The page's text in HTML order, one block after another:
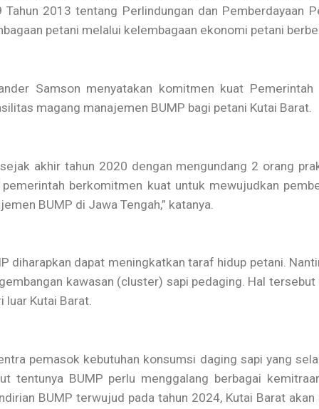
2013 tentang Perlindungan dan Pemberdayaan
petani melalui kelembagaan ekonomi petani
Samson menyatakan komitmen kuat
magang manajemen BUMP bagi petani Kutai Barat.
akhir tahun 2020 dengan mengundang 2 orang
berkomitmen kuat untuk mewujudkan
BUMP di Jawa Tengah,” katanya.
diharapkan dapat meningkatkan taraf hidup petani.
kawasan (cluster) sapi pedaging. Hal
luar Kutai Barat.
pemasok kebutuhan konsumsi daging sapi yang
tentunya BUMP perlu menggalang berbagai
BUMP terwujud pada tahun 2024, Kutai Barat